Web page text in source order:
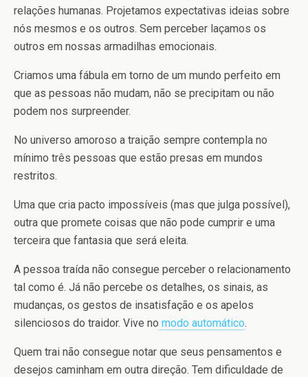
relações humanas. Projetamos expectativas ideias sobre
nós mesmos e os outros. Sem perceber laçamos os
outros em nossas armadilhas emocionais.
Criamos uma fábula em torno de um mundo perfeito em
que as pessoas não mudam, não se precipitam ou não
podem nos surpreender.
No universo amoroso a traição sempre contempla no
mínimo três pessoas que estão presas em mundos
restritos.
Uma que cria pacto impossíveis (mas que julga possível),
outra que promete coisas que não pode cumprir e uma
terceira que fantasia que será eleita.
A pessoa traída não consegue perceber o relacionamento
tal como é. Já não percebe os detalhes, os sinais, as
mudanças, os gestos de insatisfação e os apelos
silenciosos do traidor. Vive no modo automático.
Quem trai não consegue notar que seus pensamentos e
desejos caminham em outra direção. Tem dificuldade de